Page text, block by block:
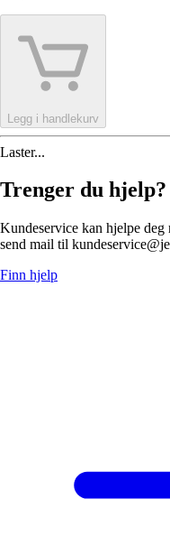
Legg i handlekurv
Laster...
Trenger du hjelp?
Kundeservice kan hjelpe deg
send mail til
Finn hjelp